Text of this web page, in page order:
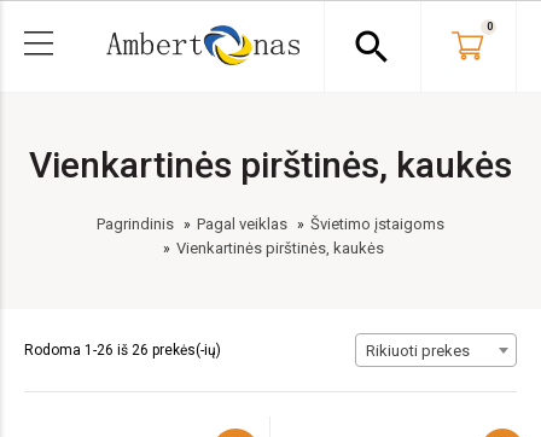
search 0
Vienkartinės pirštinės, kaukės
Pagrindinis Pagal veiklas
Švietimo įstaigoms
Vienkartinės pirštinės, kaukės
Rodoma 1-26 iš 26 prekės(-ių) Rikiuoti prekes